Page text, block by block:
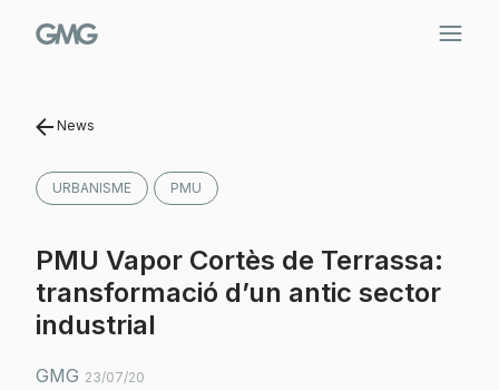
News
URBANISME PMU
PMU Vapor Cortès de Terrassa:
transformació d’un antic sector
industrial
GMG 23/07/20